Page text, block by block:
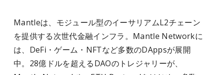
Mantleは、モジュール型のイーサリアムL2チェーン
を提供する次世代金融インフラ。Mantle Networkに
は、DeFi・ゲーム・NFTなど多数のDAppsが展開
中。28億ドルを超えるDAOのトレジャリーが、